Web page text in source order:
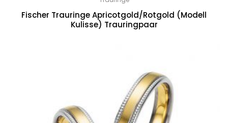
Fischer Trauringe Apricotgold/Rotgold (Modell
Kulisse) Trauringpaar